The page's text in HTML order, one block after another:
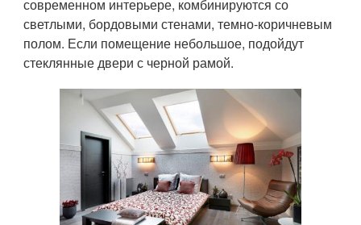
современном интерьере, комбинируются со
светлыми, бордовыми стенами, темно-коричневым
полом. Если помещение небольшое, подойдут
стеклянные двери с черной рамой.